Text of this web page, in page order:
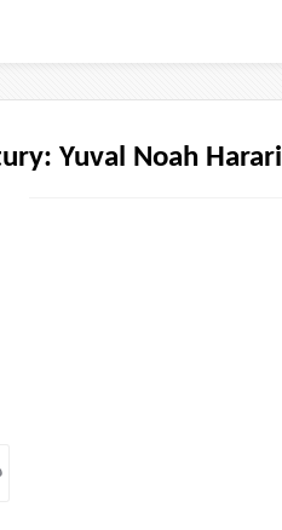
Yuval Noah Harari